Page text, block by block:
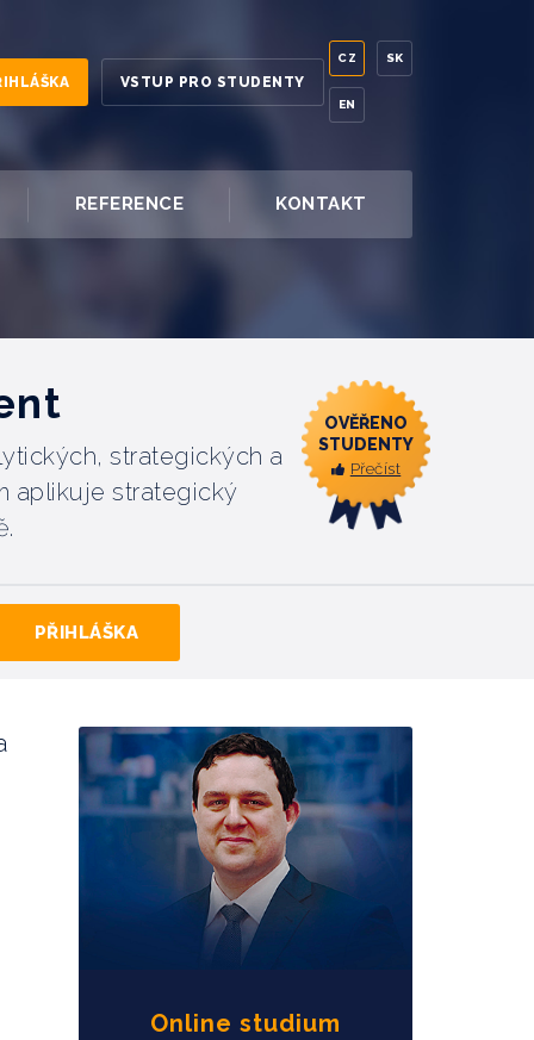
VSTUP PRO STUDENTY
CZ
EN
SK
REFERENCE KONTAKT
strategických a
aplikuje strategický
OVĚŘENO
STUDENTY
Přečíst
PŘIHLÁŠKA
Online studium